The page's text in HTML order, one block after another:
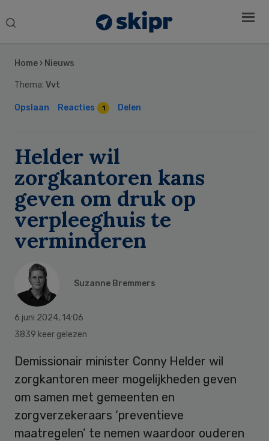
Search
Home › Nieuws
Thema: Vvt
Opslaan Reacties 1 Delen
Helder wil
zorgkantoren kans
geven om druk op
verpleeghuis te
verminderen
Suzanne Bremmers
6 juni 2024, 14:06
3839 keer gelezen
Demissionair minister Conny Helder wil
zorgkantoren meer mogelijkheden geven
om samen met gemeenten en
zorgverzekeraars ‘preventieve
maatregelen’ te nemen waardoor ouderen
Sidebar